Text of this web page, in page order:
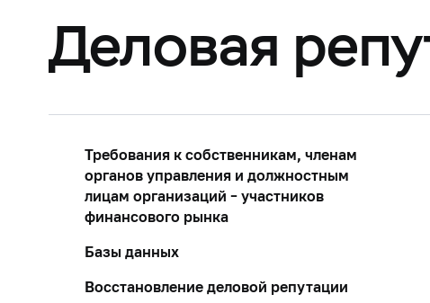
Деловая
Требования к собственникам, членам
органов управления и должностным
лицам организаций – участников
финансового рынка
Базы данных
Восстановление деловой репутации